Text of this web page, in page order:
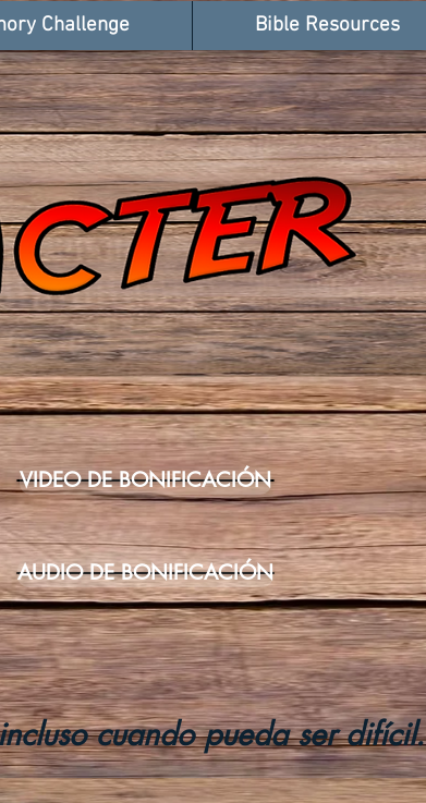
Challenge Bible Resources
AUDIO DE BONIFICACIÓN
VIDEO DE BONIFICACIÓN
cuando pueda ser difícil.